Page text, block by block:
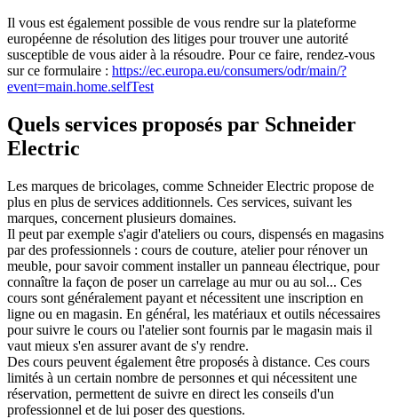
Il vous est également possible de vous rendre sur la plateforme
européenne de résolution des litiges pour trouver une autorité
susceptible de vous aider à la résoudre. Pour ce faire, rendez-vous
sur ce formulaire : https://ec.europa.eu/consumers/odr/main/?
event=main.home.selfTest
Quels services proposés par Schneider
Electric
Les marques de bricolages, comme Schneider Electric propose de
plus en plus de services additionnels. Ces services, suivant les
marques, concernent plusieurs domaines.
Il peut par exemple s'agir d'ateliers ou cours, dispensés en magasins
par des professionnels : cours de couture, atelier pour rénover un
meuble, pour savoir comment installer un panneau électrique, pour
connaître la façon de poser un carrelage au mur ou au sol... Ces
cours sont généralement payant et nécessitent une inscription en
ligne ou en magasin. En général, les matériaux et outils nécessaires
pour suivre le cours ou l'atelier sont fournis par le magasin mais il
vaut mieux s'en assurer avant de s'y rendre.
Des cours peuvent également être proposés à distance. Ces cours
limités à un certain nombre de personnes et qui nécessitent une
réservation, permettent de suivre en direct les conseils d'un
professionnel et de lui poser des questions.